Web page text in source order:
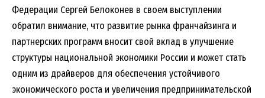
Федерации Сергей Белоконев в своем выступлении
обратил внимание, что развитие рынка франчайзинга и
партнерских программ вносит свой вклад в улучшение
структуры национальной экономики России и может стать
одним из драйверов для обеспечения устойчивого
экономического роста и увеличения предпринимательской